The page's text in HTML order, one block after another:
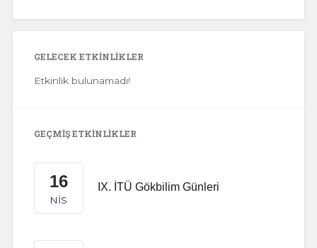
GELECEK ETKINLIKLER
Etkinlik bulunamadı!
GEÇMIŞ ETKINLIKLER
16
NIS
IX. İTÜ Gökbilim Günleri